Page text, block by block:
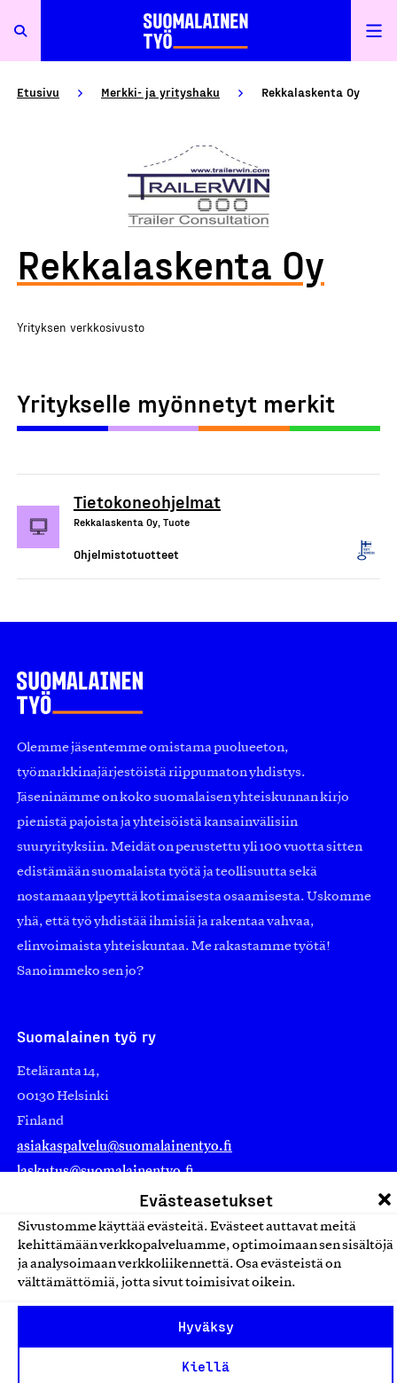
Evästeasetukset
Sivustomme käyttää evästeitä. Evästeet auttavat meitä
kehittämään verkkopalveluamme, optimoimaan sen sisältöjä
ja analysoimaan verkkoliikennettä. Osa evästeistä on
välttämättömiä, jotta sivut toimisivat oikein.
Hyväksy
Kiellä
Etusivu Merkki- ja yrityshaku Rekkalaskenta Oy
Rekkalaskenta Oy
Yrityksen verkkosivusto
Yritykselle myönnetyt merkit
Tietokoneohjelmat
Rekkalaskenta Oy, Tuote
Ohjelmistotuotteet
Olemme jäsentemme omistama puolueeton,
työmarkkinajärjestöistä riippumaton yhdistys.
Jäseninämme on koko suomalaisen yhteiskunnan kirjo
pienistä pajoista ja yhteisöistä kansainvälisiin
suuryrityksiin. Meidät on perustettu yli 100 vuotta sitten
edistämään suomalaista työtä ja teollisuutta sekä
nostamaan ylpeyttä kotimaisesta osaamisesta. Uskomme
yhä, että työ yhdistää ihmisiä ja rakentaa vahvaa,
elinvoimaista yhteiskuntaa. Me rakastamme työtä!
Sanoimmeko sen jo?
Suomalainen työ ry
Eteläranta 14,
00130 Helsinki
Finland
asiakaspalvelu@suomalainentyo.fi
laskutus@suomalainentyo.fi
Avainlippu